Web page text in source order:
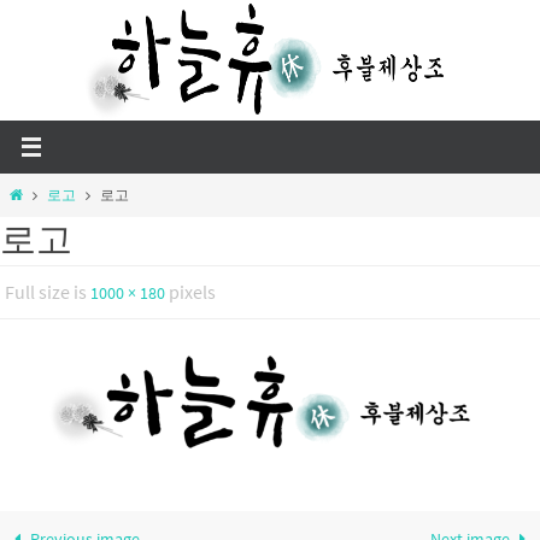
Home로고 로고
로고
Full size is 1000 × 180 pixels